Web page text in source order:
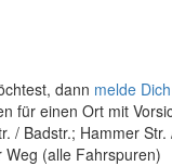
dann melde
für einen Ort mit
Badstr.; Hammer
Weg (alle Fahrspuren)